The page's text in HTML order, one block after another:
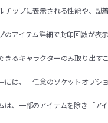
チップに表示される性能や、
のアイテム詳細で封印回数が
きるキャラクターのみ取り出す
には、「任意のソケットオプ
は、一部のアイテムを除き「ア